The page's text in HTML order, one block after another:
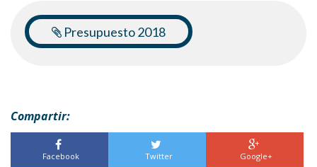
Presupuesto 2018
Compartir:
Facebook Twitter Google+